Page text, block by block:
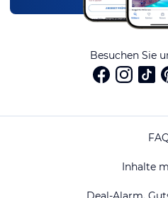
Besuchen Sie
Inhalte